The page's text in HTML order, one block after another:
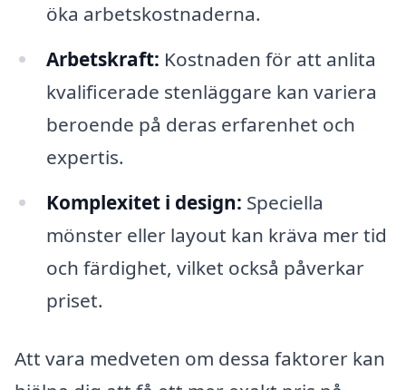
öka arbetskostnaderna.
Arbetskraft: Kostnaden för att anlita
kvalificerade stenläggare kan variera
beroende på deras erfarenhet och
expertis.
Komplexitet i design: Speciella
mönster eller layout kan kräva mer tid
och färdighet, vilket också påverkar
priset.
Att vara medveten om dessa faktorer kan